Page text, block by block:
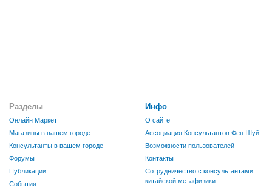
Разделы
Онлайн Маркет
Магазины в вашем городе
Консультанты в вашем городе
Форумы
Публикации
События
Инфо
О сайте
Ассоциация Консультантов Фен-Шуй
Возможности пользователей
Контакты
Сотрудничество с консультантами
китайской метафизики